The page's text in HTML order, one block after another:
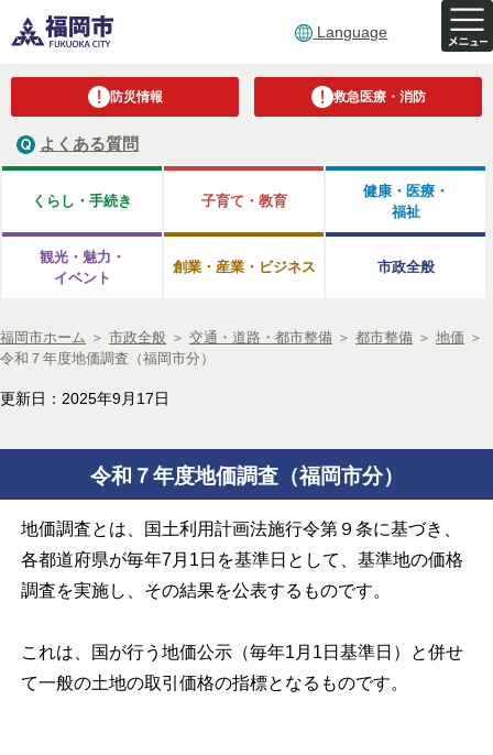
Language
防災情報 救急医療・消防
よくある質問
くらし・手続き 子育て・教育
健康・医療・
福祉
観光・魅力・
イベント
創業・産業・ビジネス 市政全般
福岡市ホーム ＞ 市政全般 ＞ 交通・道路・都市整備 ＞ 都市整備 ＞ 地価 ＞
令和７年度地価調査（福岡市分）
更新日：2025年9月17日
令和７年度地価調査（福岡市分）
地価調査とは、国土利用計画法施行令第９条に基づき、
各都道府県が毎年7月1日を基準日として、基準地の価格
調査を実施し、その結果を公表するものです。
これは、国が行う地価公示（毎年1月1日基準日）と併せ
て一般の土地の取引価格の指標となるものです。